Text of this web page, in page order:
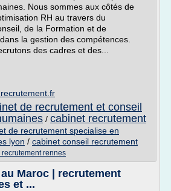
Nous sommes aux côtés de
RH au travers du
de la Formation et de
la gestion des compétences.
des cadres et des...
de recrutement et conseil
/ cabinet recrutement
de recrutement specialise en
lyon / cabinet conseil recrutement
rennes
Maroc | recrutement
et ...